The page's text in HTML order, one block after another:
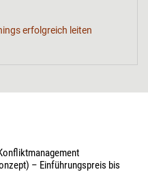
erfolgreich leiten
– Einführungspreis bis